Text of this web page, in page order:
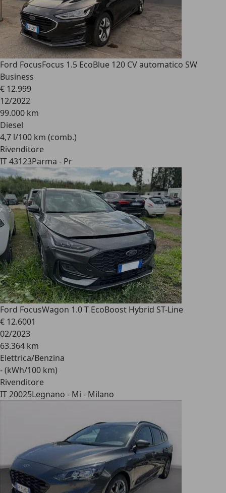
Ford FocusFocus 1.5 EcoBlue 120 CV automatico SW
Business
€ 12.999
12/2022
99.000 km
Diesel
4,7 l/100 km (comb.)
Rivenditore
IT 43123Parma - Pr
Ford FocusWagon 1.0 T EcoBoost Hybrid ST-Line
€ 12.6001
02/2023
63.364 km
Elettrica/Benzina
- (kWh/100 km)
Rivenditore
IT 20025Legnano - Mi - Milano